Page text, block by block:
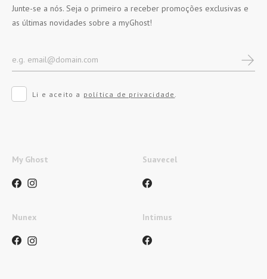
Junte-se a nós. Seja o primeiro a receber promoções exclusivas e
as últimas novidades sobre a myGhost!
Li e aceito a política de privacidade.
My Ghost Suavecel
Nunex Intimus